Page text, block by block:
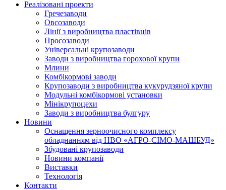
Реалізовані проекти
Гречезаводи
Овсозаводи
Лінії з виробництва пластівців
Просозаводи
Універсальні крупозаводи
Заводи з виробництва горохової крупи
Млини
Комбікормові заводи
Крупозаводи з виробництва кукурудзяної крупи
Модульні комбікормові установки
Мінікрупоцехи
Заводи з виробництва булгуру
Новини
Оснащення зерноочисного комплексу
обладнанням від НВО «АГРО-СІМО-МАШБУД»
Збудовані крупозаводи
Новини компанії
Виставки
Технологія
Контакти